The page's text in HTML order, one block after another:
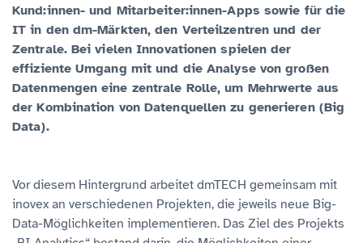
Kund:innen- und Mitarbeiter:innen-Apps sowie für die
IT in den dm-Märkten, den Verteilzentren und der
Zentrale. Bei vielen Innovationen spielen der
effiziente Umgang mit und die Analyse von großen
Datenmengen eine zentrale Rolle, um Mehrwerte aus
der Kombination von Datenquellen zu generieren (Big
Data).
Vor diesem Hintergrund arbeitet dmTECH gemeinsam mit
inovex an verschiedenen Projekten, die jeweils neue Big-
Data-Möglichkeiten implementieren. Das Ziel des Projekts